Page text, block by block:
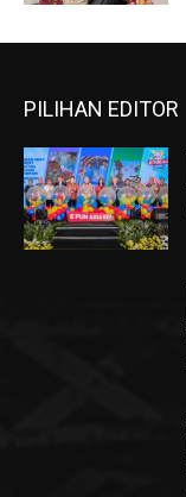
PILIHAN EDITOR